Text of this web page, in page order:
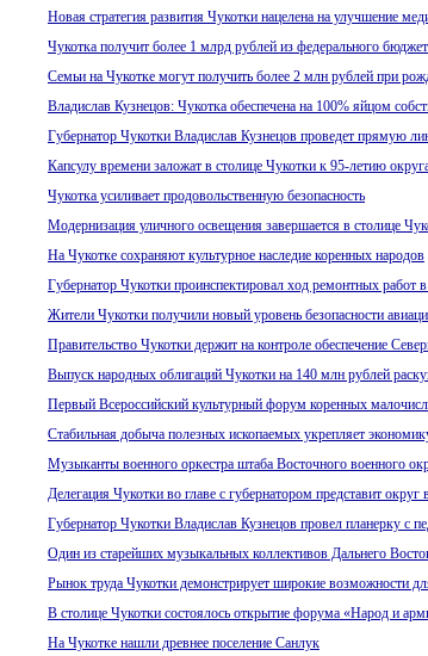
Новая стратегия развития Чукотки нацелена на улучшение
Чукотка получит более 1 млрд рублей из федерального
Семьи на Чукотке могут получить более 2 млн рублей при
Владислав Кузнецов: Чукотка обеспечена на 100% яйцом
Губернатор Чукотки Владислав Кузнецов проведет прямую
Капсулу времени заложат в столице Чукотки к 95-летию
Чукотка усиливает продовольственную безопасность
Модернизация уличного освещения завершается в столице
На Чукотке сохраняют культурное наследие коренных народов
Губернатор Чукотки проинспектировал ход ремонтных работ
Жители Чукотки получили новый уровень безопасности
Правительство Чукотки держит на контроле обеспечение
Выпуск народных облигаций Чукотки на 140 млн рублей
Первый Всероссийский культурный форум коренных
Стабильная добыча полезных ископаемых укрепляет
Музыканты военного оркестра штаба Восточного военного
Делегация Чукотки во главе с губернатором представит
Губернатор Чукотки Владислав Кузнецов провел планерку с
Один из старейших музыкальных коллективов Дальнего
Рынок труда Чукотки демонстрирует широкие возможности
В столице Чукотки состоялось открытие форума «Народ и
На Чукотке нашли древнее поселение Санлук